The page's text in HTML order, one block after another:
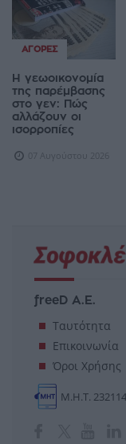
ΑΓΟΡΈΣ
Η γεωοικονομία
της παρέμβασης
στο γεν: Πώς
αλλάζουν οι
ισορροπίες
07 Αυγούστου 2026